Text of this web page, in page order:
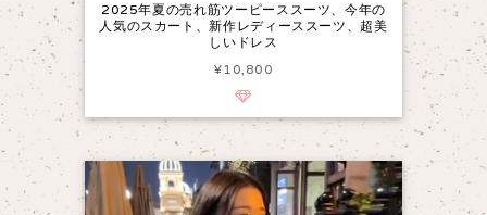
2025年夏の売れ筋ツーピーススーツ、今年の
人気のスカート、新作レディーススーツ、超美
しいドレス
¥10,800